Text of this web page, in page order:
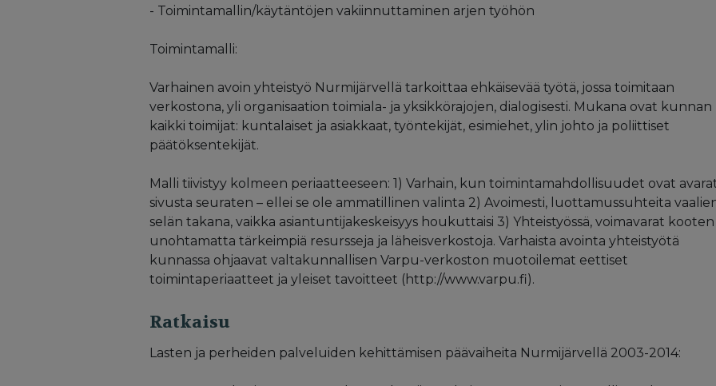
- Toimintamallin/käytäntöjen vakiinnuttaminen arjen työhön
Toimintamalli:
Varhainen avoin yhteistyö Nurmijärvellä tarkoittaa ehkäisevää työtä, jossa toimitaan
verkostona, yli organisaation toimiala- ja yksikkörajojen, dialogisesti. Mukana ovat kunnan
kaikki toimijat: kuntalaiset ja asiakkaat, työntekijät, esimiehet, ylin johto ja poliittiset
päätöksentekijät.
Malli tiivistyy kolmeen periaatteeseen: 1) Varhain, kun toimintamahdollisuudet ovat
sivusta seuraten – ellei se ole ammatillinen valinta 2) Avoimesti, luottamussuhteita
selän takana, vaikka asiantuntijakeskeisyys houkuttaisi 3) Yhteistyössä, voimavarat kooten
unohtamatta tärkeimpiä resursseja ja läheisverkostoja. Varhaista avointa yhteistyötä
kunnassa ohjaavat valtakunnallisen Varpu-verkoston muotoilemat eettiset
toimintaperiaatteet ja yleiset tavoitteet (http://www.varpu.fi).
Ratkaisu
Lasten ja perheiden palveluiden kehittämisen päävaiheita Nurmijärvellä 2003-2014: